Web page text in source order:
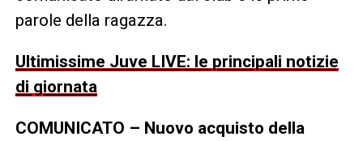
parole della ragazza.
Ultimissime Juve LIVE: le principali notizie
di giornata
COMUNICATO – Nuovo acquisto della